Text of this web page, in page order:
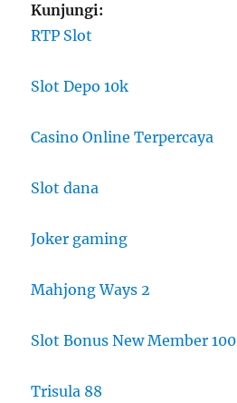
Kunjungi:
RTP Slot
Slot Depo 10k
Casino Online Terpercaya
Slot dana
Joker gaming
Mahjong Ways 2
Slot Bonus New Member 100
Trisula 88